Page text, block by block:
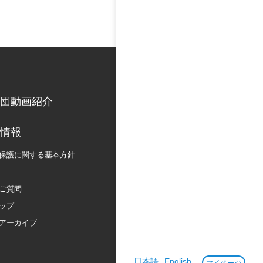
動画紹介
報
護に関する基本方針
質問
プ
ーカイブ